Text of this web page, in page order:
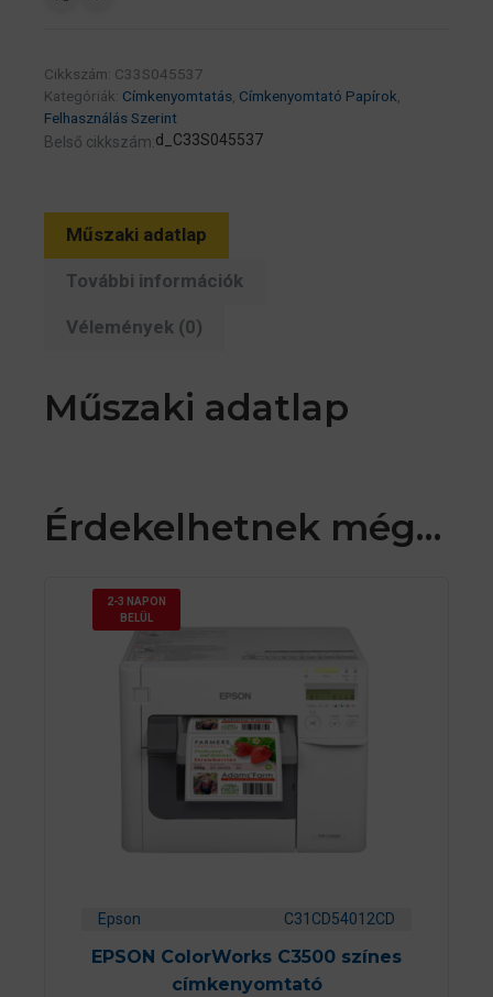
33m
mennyiség
Cikkszám: C33S045537
Kategóriák: Címkenyomtatás Címkenyomtató Papírok
Felhasználás Szerint
Belső cikkszám:d_C33S045537
Műszaki adatlap
További információk
Vélemények (0)
Műszaki adatlap
Érdekelhetnek még…
2-3 NAPON
BELÜL
Epson C31CD54012CD
EPSON ColorWorks C3500 színes
címkenyomtató